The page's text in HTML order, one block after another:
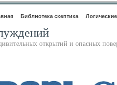
Библиотека скептика
открытий и опасных